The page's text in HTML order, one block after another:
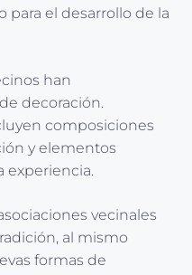
para el desarrollo de la
han
decoración.
composiciones
y elementos
experiencia.
vecinales
al mismo
formas de